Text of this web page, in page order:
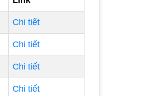
Chi tiết
Chi tiết
Chi tiết
Chi tiết